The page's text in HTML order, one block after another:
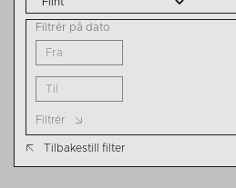
Filtrér på dato
Filtrér
Tilbakestill filter